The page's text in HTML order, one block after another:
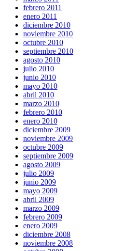
febrero 2011
enero 2011
diciembre 2010
noviembre 2010
octubre 2010
septiembre 2010
agosto 2010
julio 2010
junio 2010
mayo 2010
abril 2010
marzo 2010
febrero 2010
enero 2010
diciembre 2009
noviembre 2009
octubre 2009
septiembre 2009
agosto 2009
julio 2009
junio 2009
mayo 2009
abril 2009
marzo 2009
febrero 2009
enero 2009
diciembre 2008
noviembre 2008